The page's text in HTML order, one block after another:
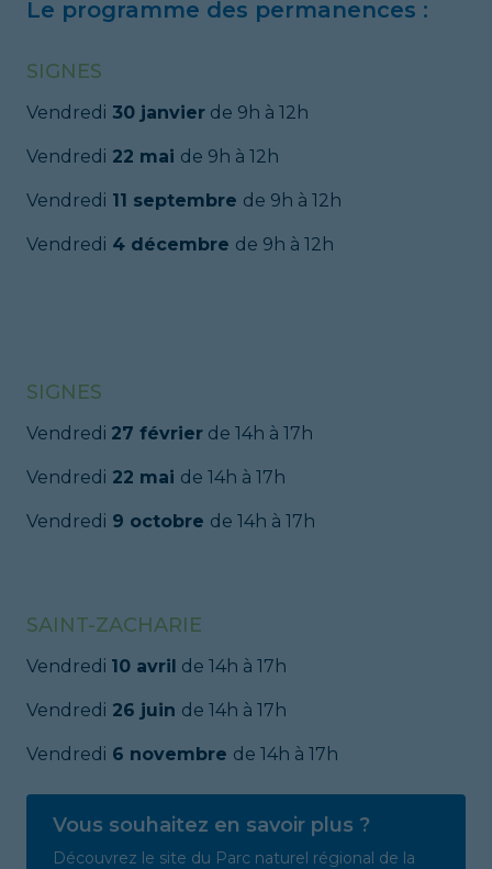
Le programme des permanences :
SIGNES
Vendredi 30 janvier de 9h à 12h
Vendredi 22 mai de 9h à 12h
Vendredi 11 septembre de 9h à 12h
Vendredi 4 décembre de 9h à 12h
SIGNES
Vendredi 27 février de 14h à 17h
Vendredi 22 mai de 14h à 17h
Vendredi 9 octobre de 14h à 17h
SAINT-ZACHARIE
Vendredi 10 avril de 14h à 17h
Vendredi 26 juin de 14h à 17h
Vendredi 6 novembre de 14h à 17h
Vous souhaitez en savoir plus ?
Découvrez le site du Parc naturel régional de la